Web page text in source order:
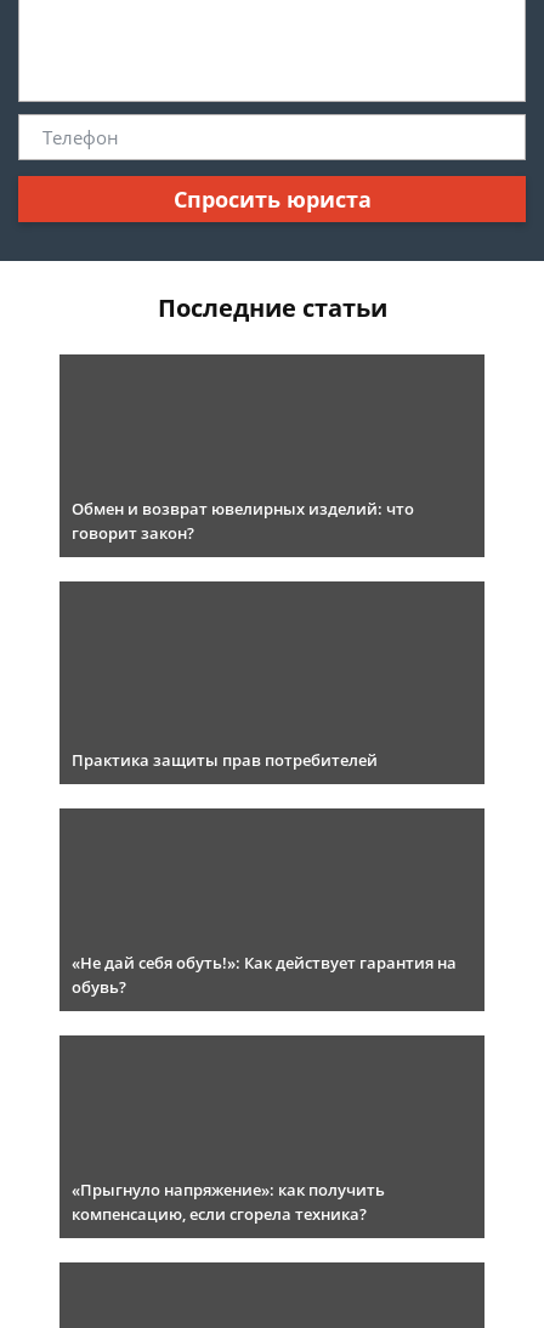
Спросить юриста
Последние статьи
Обмен и возврат ювелирных изделий: что
говорит закон?
Практика защиты прав потребителей
«Не дай себя обуть!»: Как действует гарантия на
обувь?
«Прыгнуло напряжение»: как получить
компенсацию, если сгорела техника?